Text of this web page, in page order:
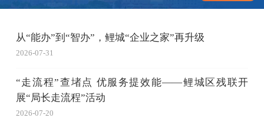
从“能办”到“智办”，鲤城“企业之家”再升级
2026-07-31
“走流程”查堵点 优服务提效能——鲤城区残联开
展“局长走流程”活动
2026-07-20